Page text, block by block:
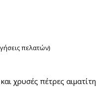
πελατών)
χρυσές πέτρες αιματίτη